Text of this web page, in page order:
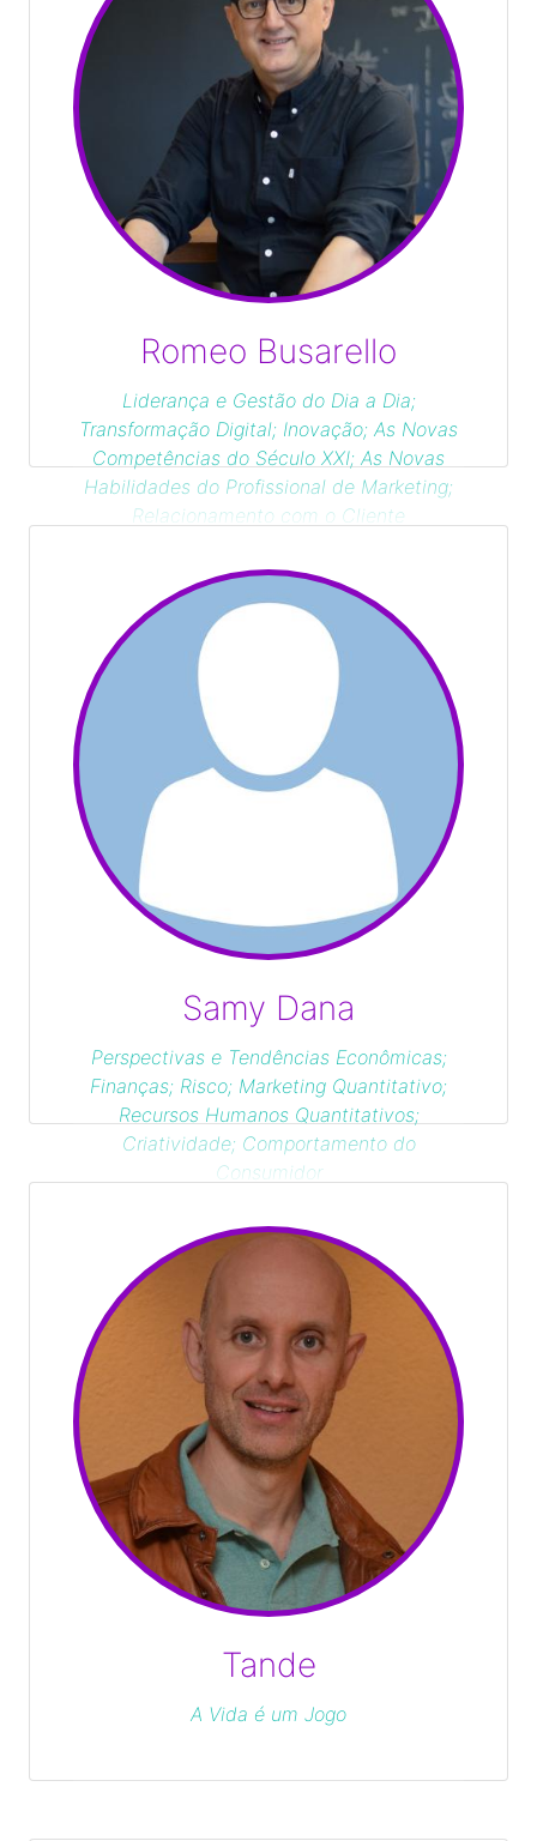
Romeo Busarello
Liderança e Gestão do Dia a Dia;
Transformação Digital; Inovação; As Novas
Competências do Século XXI; As Novas
Habilidades do Profissional de Marketing;
Relacionamento com o Cliente
Samy Dana
Perspectivas e Tendências Econômicas;
Finanças; Risco; Marketing Quantitativo;
Recursos Humanos Quantitativos;
Criatividade; Comportamento do
Consumidor
Tande
A Vida é um Jogo